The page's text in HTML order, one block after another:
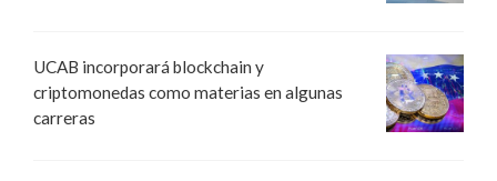
UCAB incorporará blockchain y
criptomonedas como materias en algunas
carreras